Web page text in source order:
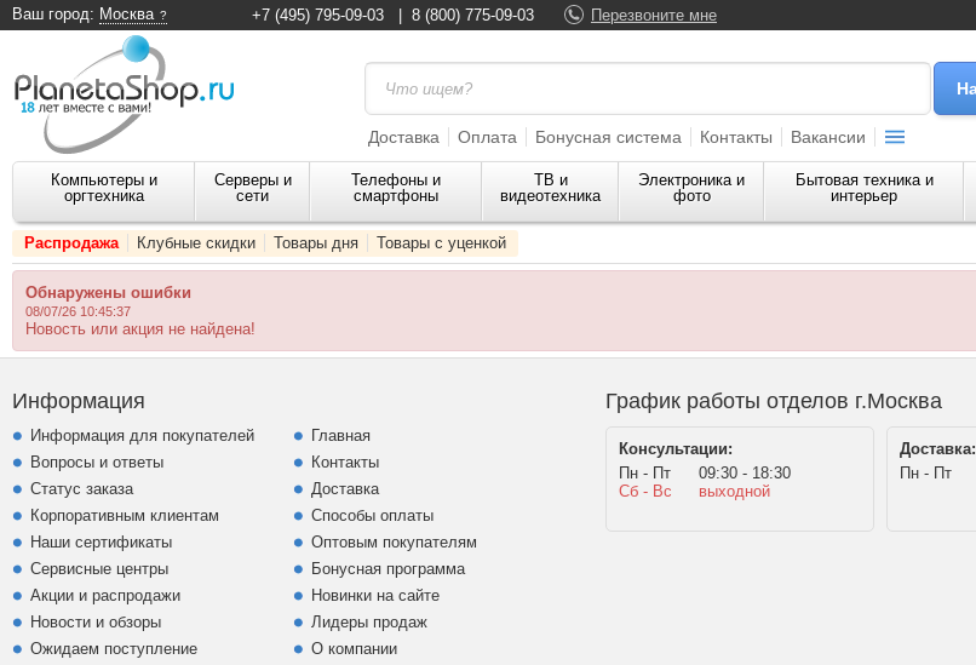
Ваш город: Москва +7 (495) 795-09-03 8 (800) 775-09-03 Перезвоните мне
Доставка Оплата Бонусная система Контакты Вакансии
Компьютеры и
оргтехника
Серверы и
сети
Телефоны и
смартфоны
ТВ и
видеотехника
Электроника и
фото
Бытовая техника и
интерьер
Распродажа Клубные скидки Товары дня Товары с уценкой
Обнаружены ошибки
08/07/26 10:45:37
Новость или акция не найдена!
Информация
Информация для покупателей
Вопросы и ответы
Статус заказа
Корпоративным клиентам
Наши сертификаты
Сервисные центры
Акции и распродажи
Новости и обзоры
Ожидаем поступление
Главная
Контакты
Доставка
Способы оплаты
Оптовым покупателям
Бонусная программа
Новинки на сайте
Лидеры продаж
О компании
График работы отделов г.Москва
Консультации:
Пн - Пт
09:30 - 18:30
Сб - Вс
выходной
Доставка:
Пн - Пт